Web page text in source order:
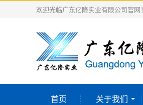
欢迎光临广东亿隆实业有限公司官网！
首页 关于我们